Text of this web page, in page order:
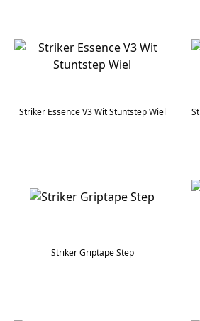
Striker Essence V3 Wit Stuntstep Wiel
Striker Griptape Step